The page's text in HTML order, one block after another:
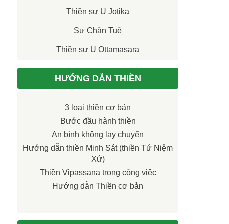
Thiền sư U Jotika
Sư Chân Tuệ
Thiền sư U Ottamasara
HƯỚNG DẪN THIỀN
3 loại thiền cơ bản
Bước đầu hành thiền
An bình không lay chuyển
Hướng dẫn thiền Minh Sát (thiền Tứ Niệm
Xứ)
Thiền Vipassana trong công việc
Hướng dẫn Thiền cơ bản